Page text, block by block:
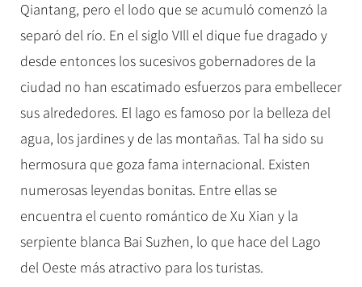
Parte A: Tierra Imperial-Itinerarios Clásicos
Parte B: Otro Cielo de China-Itinerarios a la
China Profunda
Parte C: Armonía Suprema-Itinerarios Exóticos
Extensiones
Tours y acomodación recomentados
Beijing
Shanghai
Guilin
Xi'an
Sanya
Hangzhou
Guangzhou
China a su gusto
Viaje en privado de Gran Lujo
Ferias
+
Informaciones de ferias en China
Guía de China
Guía de la ciudad
Beijing
Shanghai
Guilin
Hangzhou
Todas las ciudades
Culturas de China +
Costumbres folklóricos
Artes
Fiestas tradicionales
Músic, Danza & Ópera
Gastronomía
Deporte y Entretenimiento
Espectáculos +
Show de Acrobácia
Show de Kongfu
Impresión . Lijiang
Noticias
Sobre destinos
Newsletters
Qiantang, pero el lodo que se acumuló comenzó la
separó del río. En el siglo VIll el dique fue dragado y
desde entonces los sucesivos gobernadores de la
ciudad no han escatimado esfuerzos para embellecer
sus alrededores. El lago es famoso por la belleza del
agua, los jardines y de las montañas. Tal ha sido su
hermosura que goza fama internacional. Existen
numerosas leyendas bonitas. Entre ellas se
encuentra el cuento romántico de Xu Xian y la
serpiente blanca Bai Suzhen, lo que hace del Lago
del Oeste más atractivo para los turistas.